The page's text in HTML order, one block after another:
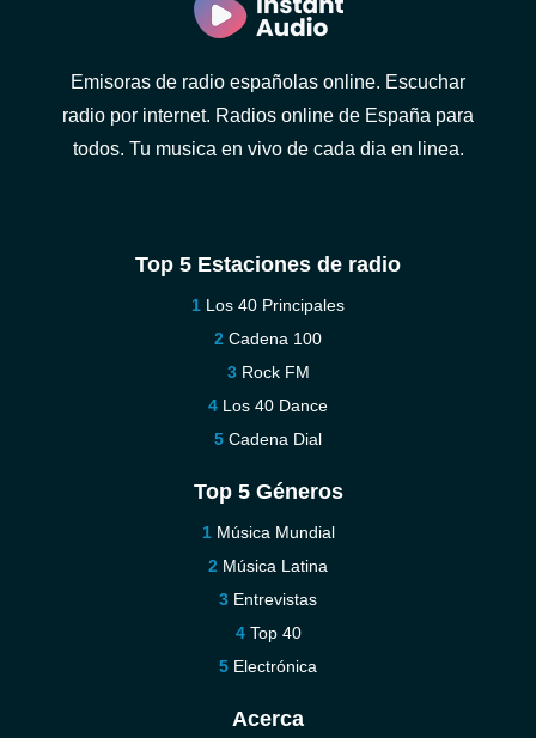
Emisoras de radio españolas online. Escuchar
radio por internet. Radios online de España para
todos. Tu musica en vivo de cada dia en linea.
Top 5 Estaciones de radio
Los 40 Principales
Cadena 100
Rock FM
Los 40 Dance
Cadena Dial
Top 5 Géneros
Música Mundial
Música Latina
Entrevistas
Top 40
Electrónica
Acerca